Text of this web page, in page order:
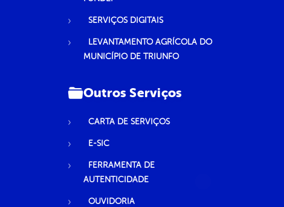
SERVIÇOS DIGITAIS
LEVANTAMENTO AGRÍCOLA DO
MUNICÍPIO DE TRIUNFO
Outros Serviços
CARTA DE SERVIÇOS
E-SIC
FERRAMENTA DE
AUTENTICIDADE
OUVIDORIA